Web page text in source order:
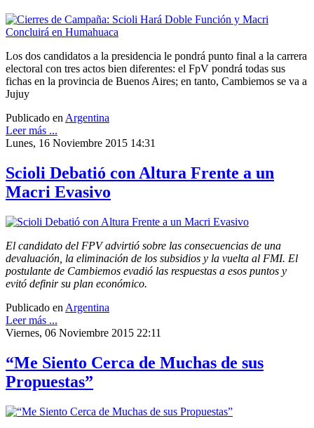
Los dos candidatos a la presidencia le pondrá punto final a la carrera
electoral con tres actos bien diferentes: el FpV pondrá todas sus
fichas en la provincia de Buenos Aires; en tanto, Cambiemos se va a
Jujuy
Publicado en Argentina
Leer más ...
Lunes, 16 Noviembre 2015 14:31
Scioli Debatió con Altura Frente a un
Macri Evasivo
El candidato del FPV advirtió sobre las consecuencias de una
devaluación, la eliminación de los subsidios y la vuelta al FMI. El
postulante de Cambiemos evadió las respuestas a esos puntos y
evitó definir su plan económico.
Publicado en Argentina
Leer más ...
Viernes, 06 Noviembre 2015 22:11
“Me Siento Cerca de Muchas de sus
Propuestas”